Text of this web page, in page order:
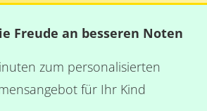
Freude an besseren Noten
zum personalisierten
für Ihr Kind